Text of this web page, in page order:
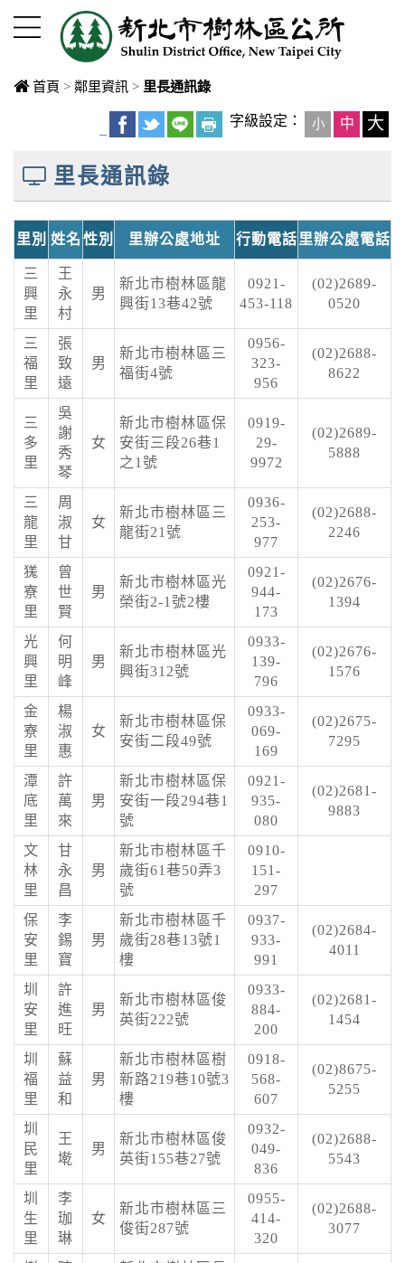
進入內容區塊
首頁 > 鄰里資訊 > 里長通訊錄
字級設定： 小 中 大
里長通訊錄
里別 姓名 性別 里辦公處地址 行動電話 里辦公處電話
三
興
里
王
永
村
男
新北市樹林區龍
興街13巷42號
0921-
453-118
(02)2689-
0520
三
福
里
張
致
遠
男
新北市樹林區三
福街4號
0956-
323-
956
(02)2688-
8622
三
多
里
吳
謝
秀
琴
女
新北市樹林區保
安街三段26巷1
之1號
0919-
29-
9972
(02)2689-
5888
三
龍
里
周
淑
甘
女
新北市樹林區三
龍街21號
0936-
253-
977
(02)2688-
2246
獇
寮
里
曾
世
賢
男
新北市樹林區光
榮街2-1號2樓
0921-
944-
173
(02)2676-
1394
光
興
里
何
明
峰
男
新北市樹林區光
興街312號
0933-
139-
796
(02)2676-
1576
金
寮
里
楊
淑
惠
女
新北市樹林區保
安街二段49號
0933-
069-
169
(02)2675-
7295
潭
底
里
許
萬
來
男
新北市樹林區保
安街一段294巷1
號
0921-
935-
080
(02)2681-
9883
文
林
里
甘
永
昌
男
新北市樹林區千
歲街61巷50弄3
號
0910-
151-
297
保
安
里
李
錫
寶
男
新北市樹林區千
歲街28巷13號1
樓
0937-
933-
991
(02)2684-
4011
圳
安
里
許
進
旺
男
新北市樹林區俊
英街222號
0933-
884-
200
(02)2681-
1454
圳
福
里
蘇
益
和
男
新北市樹林區樹
新路219巷10號3
樓
0918-
568-
607
(02)8675-
5255
圳
民
里
王
墘
男
新北市樹林區俊
英街155巷27號
0932-
049-
836
(02)2688-
5543
圳
生
里
李
珈
琳
女
新北市樹林區三
俊街287號
0955-
414-
320
(02)2688-
3077